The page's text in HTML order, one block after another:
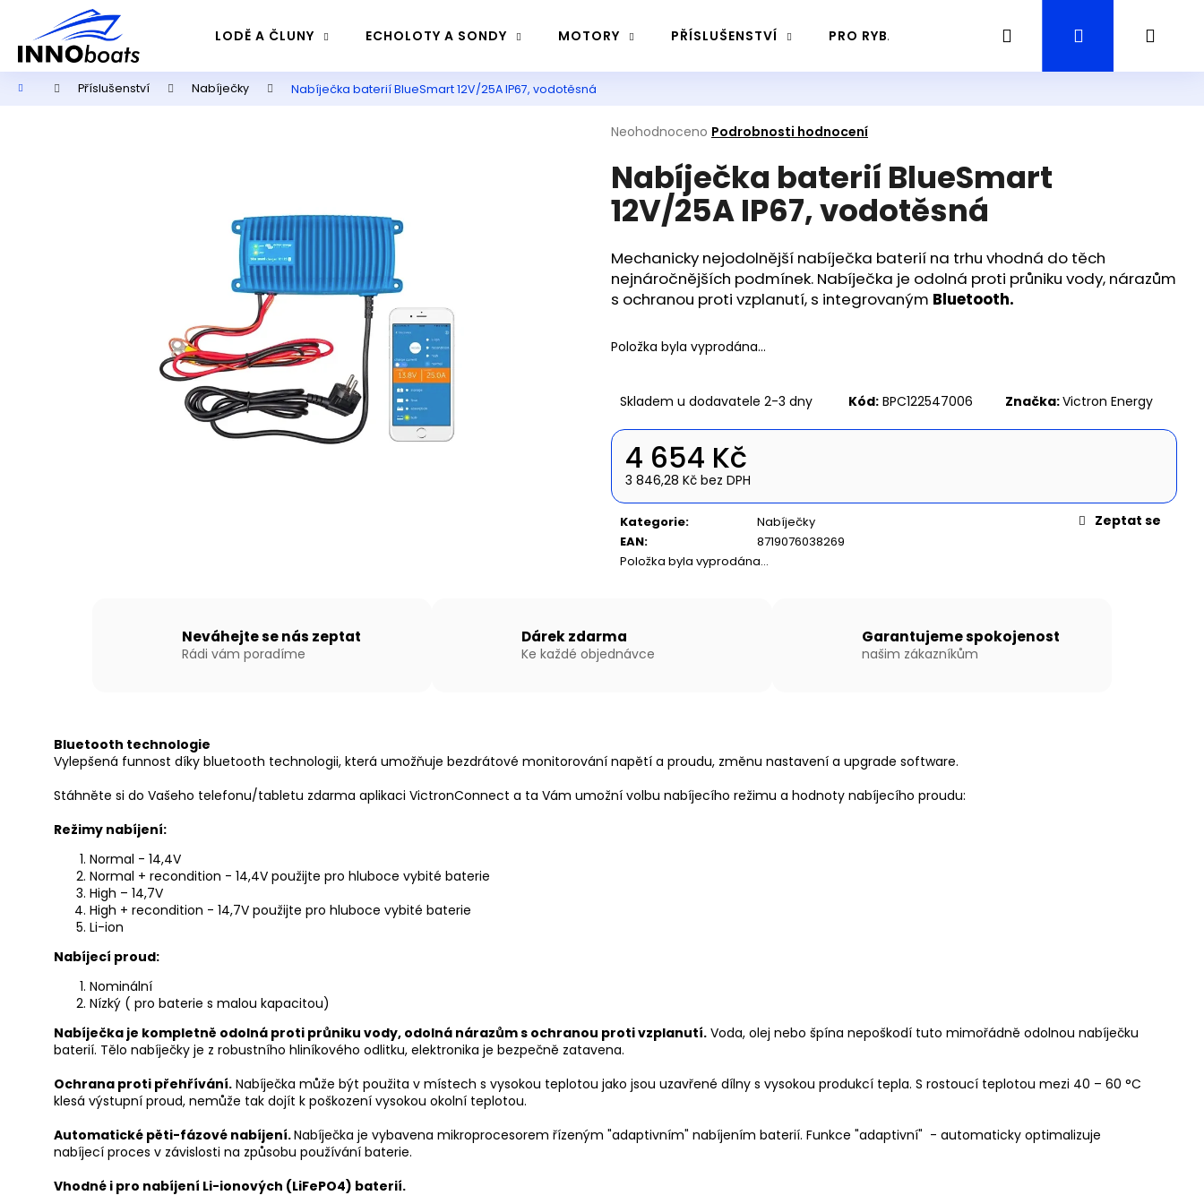
obsah
LODĚ A ČLUNY ECHOLOTY A SONDY MOTORY PŘÍSLUŠENSTVÍ PRO RYBÁŘE PRŮVODCE / GUIDING RYBAŘENÍ
Hledat Přihlášení
Domů Příslušenství Nabíječky Nabíječka baterií BlueSmart 12V/25A IP67, vodotěsná
Průměrné
produktu
je
0,0
hvězdiček.
Neohodnoceno Podrobnosti hodnocení
Nabíječka baterií BlueSmart
12V/25A IP67, vodotěsná
Mechanicky nejodolnější nabíječka baterií na trhu vhodná do těch
nejnáročnějších podmínek. Nabíječka je odolná proti průniku vody, nárazům
s ochranou proti vzplanutí, s integrovaným Bluetooth.
Položka byla vyprodána…
Skladem u dodavatele 2-3 dny Kód: BPC122547006 Značka:Victron Energy
4 654 Kč
3 846,28 Kč bez DPH
Kategorie:
Nabíječky
EAN:
8719076038269
Položka byla vyprodána…
Zeptat se
Neváhejte se nás zeptat
Rádi vám poradíme
Dárek zdarma
Ke každé objednávce
Garantujeme spokojenost
našim zákazníkům
Bluetooth technologie
Vylepšená funnost díky bluetooth technologii, která umožňuje bezdrátové monitorování napětí a proudu, změnu nastavení a upgrade software.
Stáhněte si do Vašeho telefonu/tabletu zdarma aplikaci VictronConnect a ta Vám umožní volbu nabíjecího režimu a hodnoty nabíjecího proudu:
Režimy nabíjení:
Normal - 14,4V
Normal + recondition - 14,4V použijte pro hluboce vybité baterie
High – 14,7V
High + recondition - 14,7V použijte pro hluboce vybité baterie
Li-ion
Nabíjecí proud:
Nominální
Nízký ( pro baterie s malou kapacitou)
Nabíječka je kompletně odolná proti průniku vody, odolná nárazům s ochranou proti vzplanutí. Voda, olej nebo špína nepoškodí tuto mimořádně odolnou nabíječku
baterií. Tělo nabíječky je z robustního hliníkového odlitku, elektronika je bezpečně zatavena.
Ochrana proti přehřívání. Nabíječka může být použita v místech s vysokou teplotou jako jsou uzavřené dílny s vysokou produkcí tepla. S rostoucí teplotou mezi 40 – 60 °C
klesá výstupní proud, nemůže tak dojít k poškození vysokou okolní teplotou.
Automatické pěti-fázové nabíjení.Nabíječka je vybavena mikroprocesorem řízeným "adaptivním" nabíjením baterií. Funkce "adaptivní" - automaticky optimalizuje
nabíjecí proces v závislosti na způsobu používání baterie.
Vhodné i pro nabíjení Li-ionových (LiFePO4) baterií.
í
Zpět
do
obchodu
Zpět
do
obchodu
Co potřebujete najít?
Hledat
NAFUKOVACÍ ČLUN WILLIS BOATS RY-
BD300 V BÍLO-MODRÉ BARVĚ S
NAFUKOVACÍ PODLAHOU
NAFUKOVACÍ ČLUN WILLIS BOATS RY-
BD200 V BÍLO-MODRÉ BARVĚ S
NAFUKOVACÍ PODLAHOU
NAFUKOVACÍ ČLUN WILLIS BOATS RY-
SKLÁDACÍ HLINÍKOVOU PODLAHOU
21 690 Kč